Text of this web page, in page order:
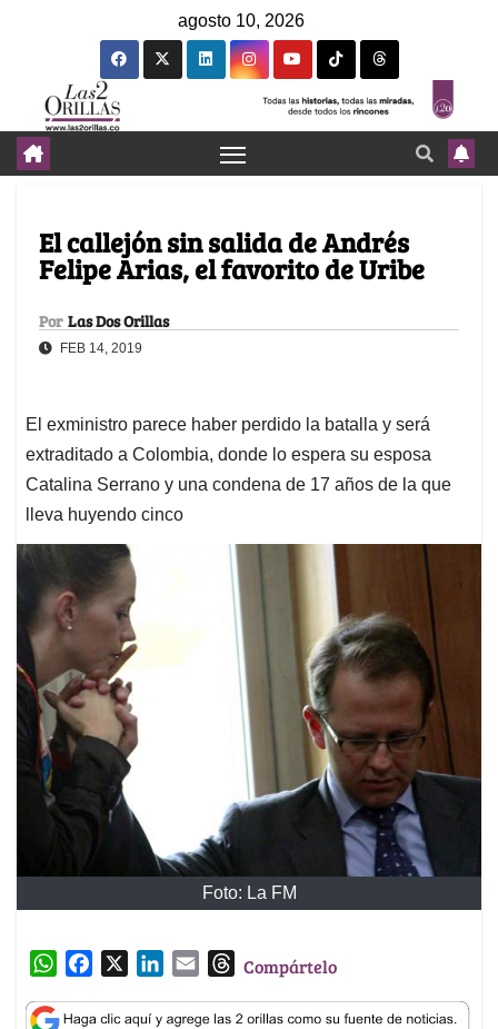
agosto 10, 2026
El callejón sin salida de Andrés
Felipe Arias, el favorito de Uribe
Por Las Dos Orillas
FEB 14, 2019
El exministro parece haber perdido la batalla y será
extraditado a Colombia, donde lo espera su esposa
Catalina Serrano y una condena de 17 años de la que
lleva huyendo cinco
Foto: La FM
W
a
c
n
a
T
r
Compártelo